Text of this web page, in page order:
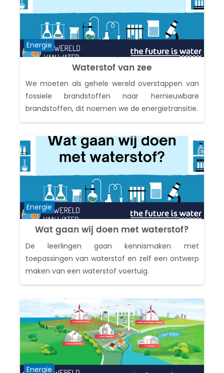
Waterstof van zee
Cursuscategorie
Energie
We moeten als gehele wereld overstappen van
fossiele brandstoffen naar hernieuwbare
brandstoffen, dit noemen we de energietransitie.
Wat gaan wij doen met waterstof?
Cursuscategorie
Energie
De leerlingen gaan kennismaken met
toepassingen van waterstof en zelf een ontwerp
maken van een waterstof voertuig.
Cursuscategorie
Energie